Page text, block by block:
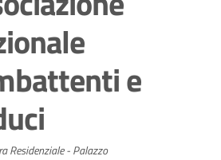
e
Residenziale - Palazzo